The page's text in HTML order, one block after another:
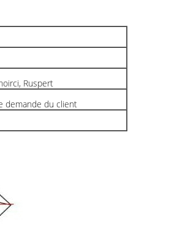
Ruspert
demande du client